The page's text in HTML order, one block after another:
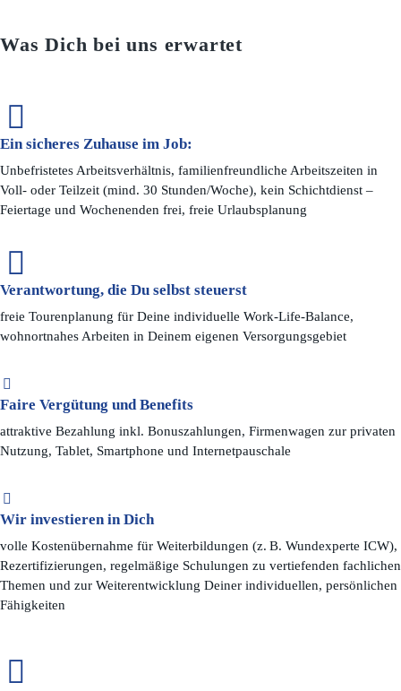
Was Dich bei uns erwartet
Ein sicheres Zuhause im Job:
Unbefristetes Arbeitsverhältnis, familienfreundliche Arbeitszeiten in
Voll- oder Teilzeit (mind. 30 Stunden/Woche), kein Schichtdienst –
Feiertage und Wochenenden frei, freie Urlaubsplanung
Verantwortung, die Du selbst steuerst
freie Tourenplanung für Deine individuelle Work-Life-Balance,
wohnortnahes Arbeiten in Deinem eigenen Versorgungsgebiet
Faire Vergütung und Benefits
attraktive Bezahlung inkl. Bonuszahlungen, Firmenwagen zur privaten
Nutzung, Tablet, Smartphone und Internetpauschale
Wir investieren in Dich
volle Kostenübernahme für Weiterbildungen (z. B. Wundexperte ICW),
Rezertifizierungen, regelmäßige Schulungen zu vertiefenden fachlichen
Themen und zur Weiterentwicklung Deiner individuellen, persönlichen
Fähigkeiten